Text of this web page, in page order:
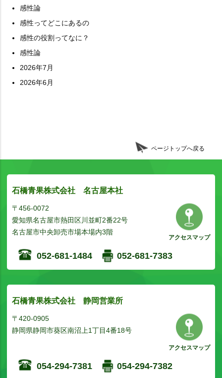
感性論
感性ってどこにあるの
感性の役割ってなに？
感性論
2026年7月
2026年6月
ページトップへ戻る
石橋青果株式会社 名古屋本社
〒456-0072
愛知県名古屋市熱田区川並町2番22号
名古屋市中央卸売市場本場内3階
アクセスマップ
052-681-1484 052-681-7383
石橋青果株式会社 静岡営業所
〒420-0905
静岡県静岡市葵区南沼上1丁目4番18号
アクセスマップ
054-294-7381 054-294-7382